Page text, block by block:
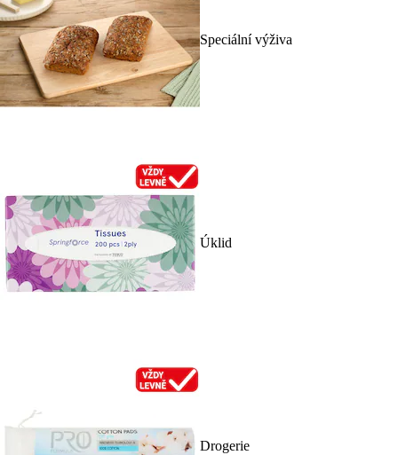
Speciální výživa
Úklid
Drogerie